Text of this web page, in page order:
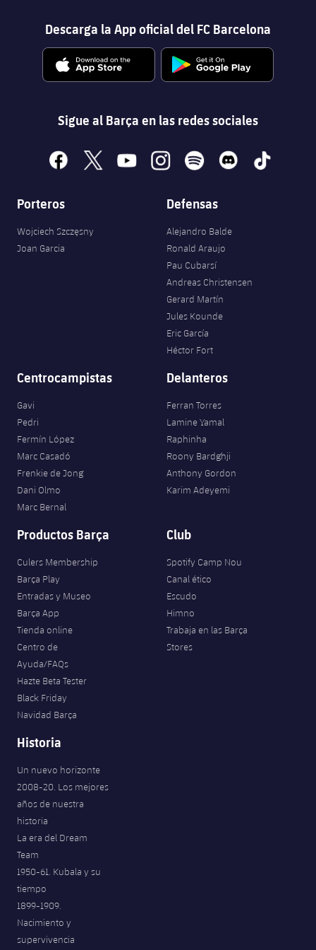
Descarga la App oficial del FC Barcelona
Sigue al Barça en las redes sociales
facebook
x youtubeinstagramspotify discord tiktok
Porteros
Wojciech Szczęsny
Joan Garcia
Defensas
Alejandro Balde
Ronald Araujo
Pau Cubarsí
Andreas Christensen
Gerard Martín
Jules Kounde
Eric García
Héctor Fort
Centrocampistas
Gavi
Pedri
Fermín López
Marc Casadó
Frenkie de Jong
Dani Olmo
Marc Bernal
Delanteros
Ferran Torres
Lamine Yamal
Raphinha
Roony Bardghji
Anthony Gordon
Karim Adeyemi
Productos Barça
Culers Membership
Barça Play
Entradas y Museo
Barça App
Tienda online
Centro de
Ayuda/FAQs
Hazte Beta Tester
Black Friday
Navidad Barça
Club
Spotify Camp Nou
Canal ético
Escudo
Himno
Trabaja en las Barça
Stores
Historia
Un nuevo horizonte
2008-20. Los mejores
años de nuestra
historia
La era del Dream
Team
1950-61. Kubala y su
tiempo
1899-1909.
Nacimiento y
supervivencia